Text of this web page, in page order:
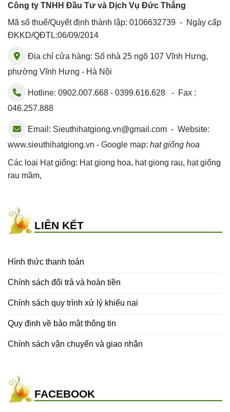
Công ty TNHH Đầu Tư và Dịch Vụ Đức Thắng
Mã số thuế/Quyết định thành lập: 0106632739 - Ngày cấp
ĐKKD/QĐTL:06/09/2014
Địa chỉ cửa hàng: Số nhà 25 ngõ 107 Vĩnh Hưng,
phường Vĩnh Hưng - Hà Nội
Hotline: 0902.007.668 - 0399.616.628 - Fax :
046.257.888
Email: Sieuthihatgiong.vn@gmail.com - Website:
www.sieuthihatgiong.vn - Google map: hạt giống hoa
Các loại Hạt giống: Hat giong hoa, hat giong rau, hạt giống
rau mầm,
LIÊN KẾT
Hình thức thanh toán
Chính sách đổi trả và hoàn tiền
Chính sách quy trình xử lý khiếu nại
Quy định về bảo mật thông tin
Chính sách vận chuyển và giao nhận
FACEBOOK